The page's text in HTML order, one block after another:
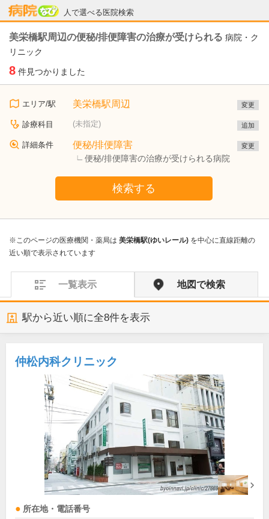
人で選べる医院検索
病院なび
美栄橋駅周辺の便秘/排便障害の治療が受けられる 病院・ク
リニック
8 件見つかりました
エリア/駅 美栄橋駅周辺 変更
診療科目 (未指定) 追加
詳細条件 便秘/排便障害
便秘/排便障害の治療が受けられる病院
変更
検索する
※このページの医療機関・薬局は 美栄橋駅(ゆいレール) を中心に直線距離の
近い順で表示されています
一覧表示 地図で検索
駅から近い順に全8件を表示
仲松内科クリニック
所在地・電話番号